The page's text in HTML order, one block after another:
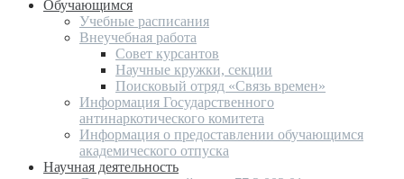
Обучающимся
Учебные расписания
Внеучебная работа
Совет курсантов
Научные кружки, секции
Поисковый отряд «Связь времен»
Информация Государственного
антинаркотического комитета
Информация о предоставлении обучающимся
академического отпуска
Научная деятельность